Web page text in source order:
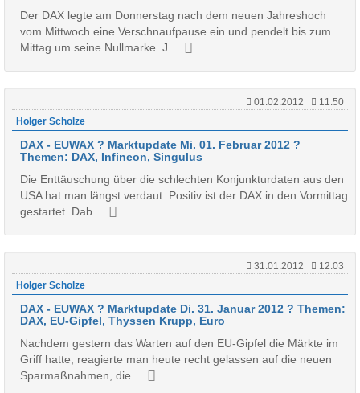
Der DAX legte am Donnerstag nach dem neuen Jahreshoch
vom Mittwoch eine Verschnaufpause ein und pendelt bis zum
Mittag um seine Nullmarke. J ...
01.02.2012
11:50
Holger Scholze
DAX - EUWAX ? Marktupdate Mi. 01. Februar 2012 ?
Themen: DAX, Infineon, Singulus
Die Enttäuschung über die schlechten Konjunkturdaten aus den
USA hat man längst verdaut. Positiv ist der DAX in den Vormittag
gestartet. Dab ...
31.01.2012
12:03
Holger Scholze
DAX - EUWAX ? Marktupdate Di. 31. Januar 2012 ? Themen:
DAX, EU-Gipfel, Thyssen Krupp, Euro
Nachdem gestern das Warten auf den EU-Gipfel die Märkte im
Griff hatte, reagierte man heute recht gelassen auf die neuen
Sparmaßnahmen, die ...